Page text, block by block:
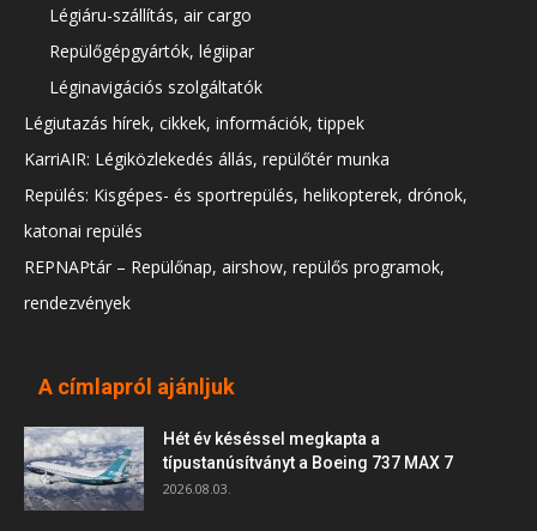
Légiáru-szállítás, air cargo
Repülőgépgyártók, légiipar
Léginavigációs szolgáltatók
Légiutazás hírek, cikkek, információk, tippek
KarriAIR: Légiközlekedés állás, repülőtér munka
Repülés: Kisgépes- és sportrepülés, helikopterek, drónok,
katonai repülés
REPNAPtár – Repülőnap, airshow, repülős programok,
rendezvények
A címlapról ajánljuk
Hét év késéssel megkapta a
típustanúsítványt a Boeing 737 MAX 7
2026.08.03.